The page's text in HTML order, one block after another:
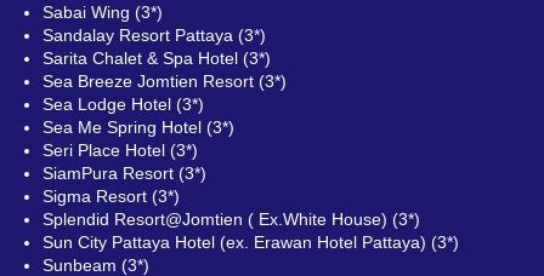
Sabai Wing (3*)
Sandalay Resort Pattaya (3*)
Sarita Chalet & Spa Hotel (3*)
Sea Breeze Jomtien Resort (3*)
Sea Lodge Hotel (3*)
Sea Me Spring Hotel (3*)
Seri Place Hotel (3*)
SiamPura Resort (3*)
Sigma Resort (3*)
Splendid Resort@Jomtien ( Ex.White House) (3*)
Sun City Pattaya Hotel (ex. Erawan Hotel Pattaya) (3*)
Sunbeam (3*)